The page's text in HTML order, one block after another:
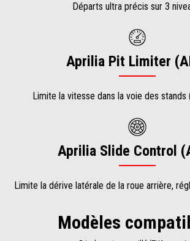
Départs ultra précis sur 3
Aprilia Pit Limiter
Limite la vitesse dans la voie des stands
Aprilia Slide Control
Limite la dérive latérale de la roue arrière,
Modèles